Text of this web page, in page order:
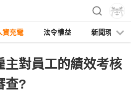
資充電 法令權益 新聞現場
主對員工的績效考核
查?